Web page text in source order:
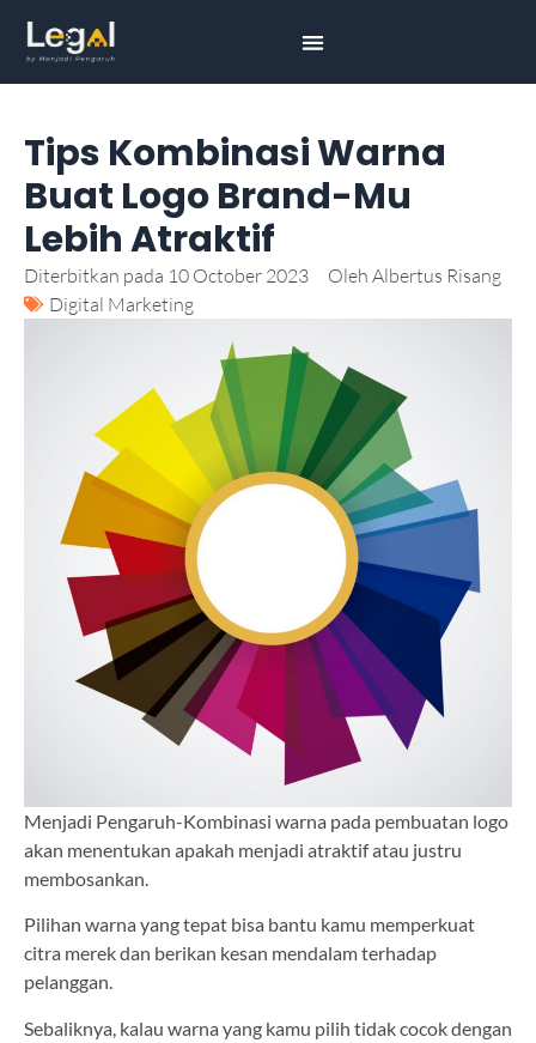
Tips Kombinasi Warna
Buat Logo Brand-Mu
Lebih Atraktif
Diterbitkan pada 10 October 2023 Oleh Albertus Risang
Digital Marketing
Menjadi Pengaruh-Kombinasi warna pada pembuatan logo
akan menentukan apakah menjadi atraktif atau justru
membosankan.
Pilihan warna yang tepat bisa bantu kamu memperkuat
citra merek dan berikan kesan mendalam terhadap
pelanggan.
Sebaliknya, kalau warna yang kamu pilih tidak cocok dengan